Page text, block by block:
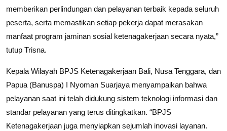
memberikan perlindungan dan pelayanan terbaik kepada seluruh
peserta, serta memastikan setiap pekerja dapat merasakan
manfaat program jaminan sosial ketenagakerjaan secara nyata,”
tutup Trisna.
Kepala Wilayah BPJS Ketenagakerjaan Bali, Nusa Tenggara, dan
Papua (Banuspa) I Nyoman Suarjaya menyampaikan bahwa
pelayanan saat ini telah didukung sistem teknologi informasi dan
standar pelayanan yang terus ditingkatkan. “BPJS
Ketenagakerjaan juga menyiapkan sejumlah inovasi layanan.